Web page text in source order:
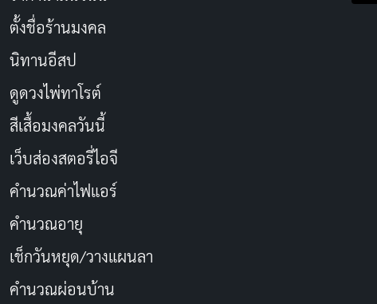
ตั้งชื่อร้านมงคล
นิทานอีสป
ดูดวงไพ่ทาโรต์
สีเสื้อมงคลวันนี้
เว็บส่องสตอรี่ไอจี
คำนวณค่าไฟแอร์
คำนวณอายุ
เช็กวันหยุด/วางแผนลา
คำนวณผ่อนบ้าน